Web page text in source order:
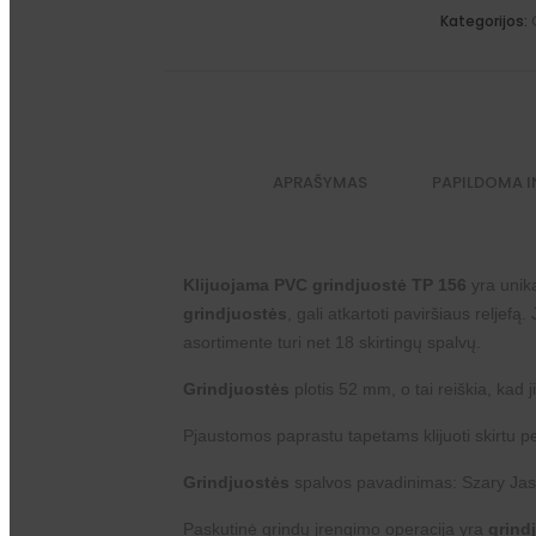
Kategorijos:
APRAŠYMAS PAPILDOMA
Klijuojama PVC grindjuostė TP 156 yra
grindjuostės , gali atkartoti paviršiaus
asortimente turi net 18 skirtingų spalvų.
Grindjuostės plotis 52 mm, o tai reiškia, kad
Pjaustomos paprastu tapetams klijuoti skirtu
Grindjuostės spalvos pavadinimas: Szary
Paskutinė grindų įrengimo operacija yra